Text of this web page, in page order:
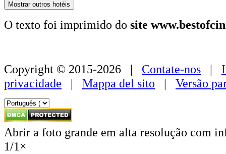
Mostrar outros hotéis
O texto foi imprimido do site
Copyright © 2015-2026 | Contate-nos |
privacidade | Mappa del sito | Versão
Abrir a foto grande em alta resolução com
1/1×